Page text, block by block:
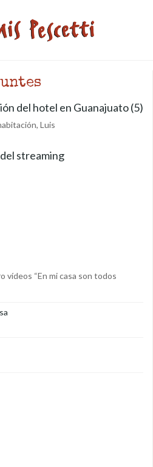
del hotel en Guanajuato (5)
Luis
streaming
vídeos “En mi casa son todos